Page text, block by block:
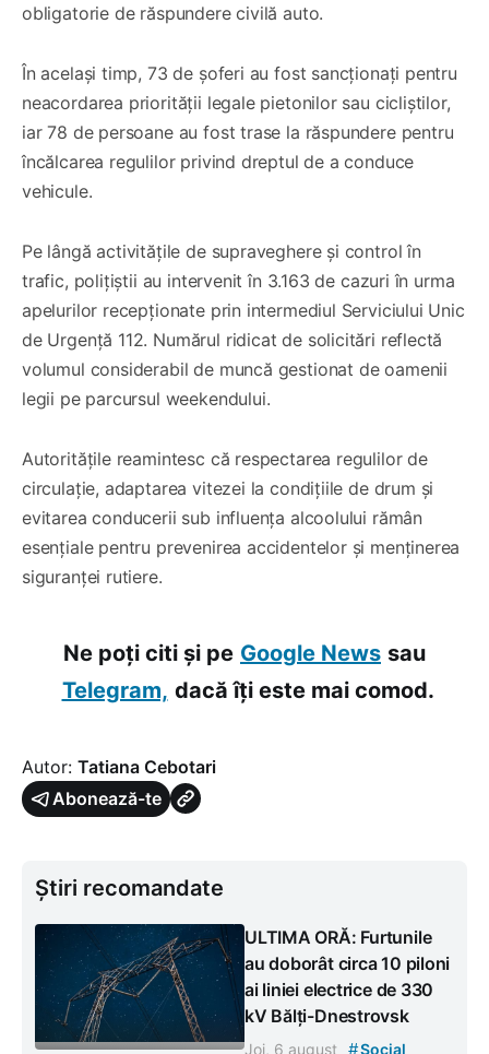
obligatorie de răspundere civilă auto.
În același timp, 73 de șoferi au fost sancționați pentru
neacordarea priorității legale pietonilor sau cicliștilor,
iar 78 de persoane au fost trase la răspundere pentru
încălcarea regulilor privind dreptul de a conduce
vehicule.
Pe lângă activitățile de supraveghere și control în
trafic, polițiștii au intervenit în 3.163 de cazuri în urma
apelurilor recepționate prin intermediul Serviciului Unic
de Urgență 112. Numărul ridicat de solicitări reflectă
volumul considerabil de muncă gestionat de oamenii
legii pe parcursul weekendului.
Autoritățile reamintesc că respectarea regulilor de
circulație, adaptarea vitezei la condițiile de drum și
evitarea conducerii sub influența alcoolului rămân
esențiale pentru prevenirea accidentelor și menținerea
siguranței rutiere.
Ne poți citi și pe Google News sau
Telegram, dacă îți este mai comod.
Autor: Tatiana Cebotari
Abonează-te
Știri recomandate
ULTIMA ORĂ: Furtunile
au doborât circa 10 piloni
ai liniei electrice de 330
kV Bălți-Dnestrovsk
Joi, 6 august #Social